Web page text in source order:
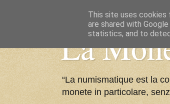
La
“La numismatique est la
monete in particolare,
This site uses cookies
are shared with
statistics, and to